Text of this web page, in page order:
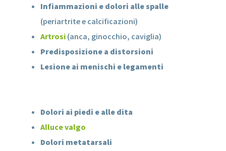
Infiammazioni e dolori alle spalle
(periartrite e calcificazioni)
Artrosi (anca, ginocchio, caviglia)
Predisposizione a distorsioni
Lesione ai menischi e legamenti
Dolori ai piedi e alle dita
Alluce valgo
Dolori metatarsali